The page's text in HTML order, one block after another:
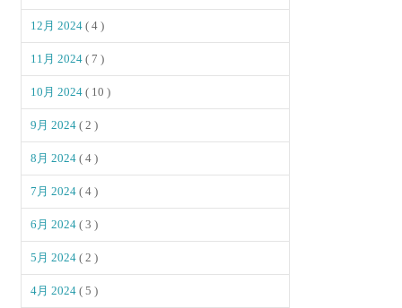
12月 2024( 4 )
11月 2024( 7 )
10月 2024( 10 )
9月 2024( 2 )
8月 2024( 4 )
7月 2024( 4 )
6月 2024( 3 )
5月 2024( 2 )
4月 2024( 5 )